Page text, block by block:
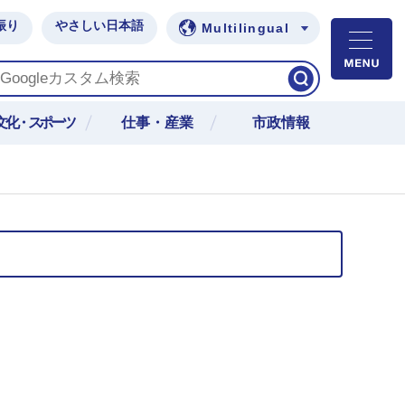
り やさしい日本語 Multilingual
化・スポーツ 仕事・産業 市政情報